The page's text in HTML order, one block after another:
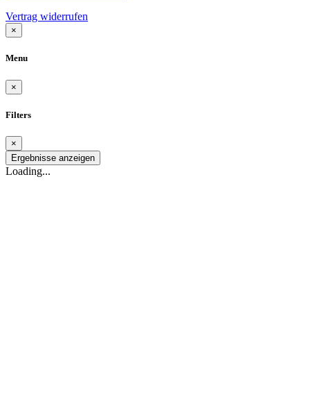
Vertrag widerrufen
×
Menu
×
Filters
×
Ergebnisse anzeigen
Loading...